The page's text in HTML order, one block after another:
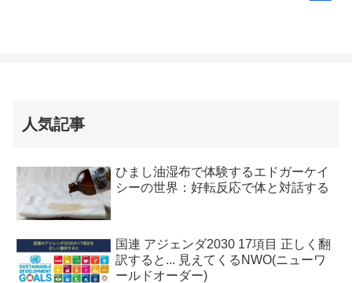
人気記事
ひまし油湿布で体験するエドガーケイ
シーの世界：好転反応で体と対話する
国連 アジェンダ2030 17項目 正しく翻
訳すると... 見えてくるNWO(ニューワ
ールドオーダー)